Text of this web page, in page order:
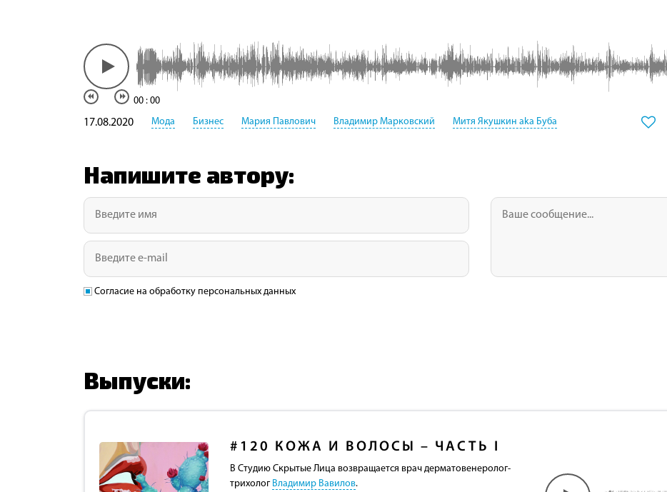
00 : 00
17.08.2020 Мода Бизнес Мария Павлович Владимир Марковский Митя Якушкин aka Буба
Напишите автору:
Согласие на обработку персональных данных
Выпуски:
#120 КОЖА И ВОЛОСЫ – ЧАСТЬ I
В Студию Скрытые Лица возвращается врач дерматовенеролог-
трихолог Владимир Вавилов.